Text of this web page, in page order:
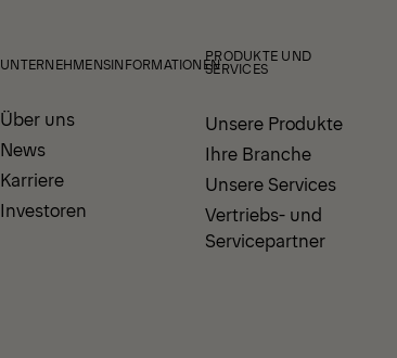
UNTERNEHMENSINFORMATIONEN
Über uns
News
Karriere
Investoren
PRODUKTE UND
SERVICES
Unsere Produkte
Ihre Branche
Unsere Services
Vertriebs- und
Servicepartner